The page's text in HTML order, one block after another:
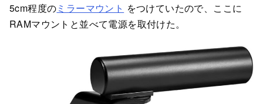
5cm程度のミラーマウント をつけていたので、ここに
RAMマウントと並べて電源を取付けた。